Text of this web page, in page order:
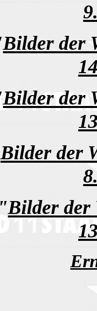
Bilder der
Bilder der
Bilder der
Bilder der